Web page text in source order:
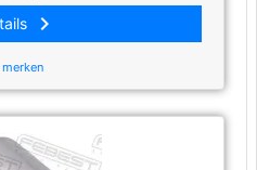
keyboard_arrow_right
merken